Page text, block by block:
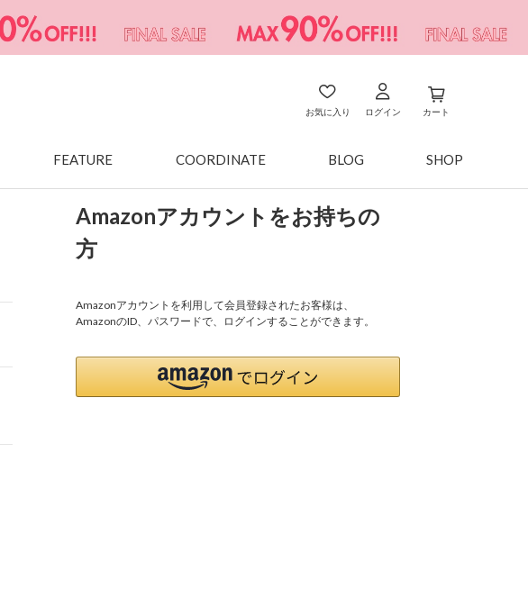
お気に入り ログイン カート
FEATURE COORDINATE BLOG SHOP
Amazonアカウントをお持ちの
方
Amazonアカウントを利用して会員登録されたお客様は、
AmazonのID、パスワードで、ログインすることができます。